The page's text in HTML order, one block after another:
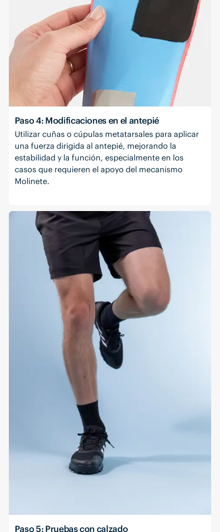
Paso 4: Modificaciones en el antepié
Utilizar cuñas o cúpulas metatarsales para aplicar
una fuerza dirigida al antepié, mejorando la
estabilidad y la función, especialmente en los
casos que requieren el apoyo del mecanismo
Molinete.
Paso 5: Pruebas con calzado